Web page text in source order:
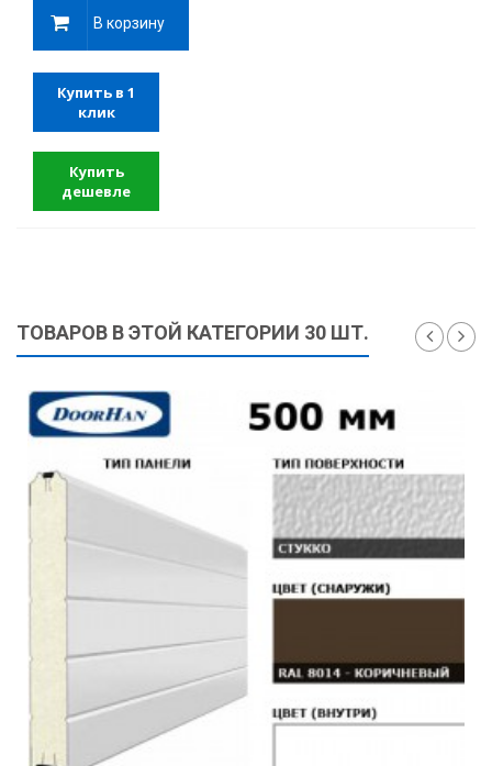
В корзину
Купить в 1
клик
Купить
дешевле
ТОВАРОВ В ЭТОЙ КАТЕГОРИИ 30 ШТ.